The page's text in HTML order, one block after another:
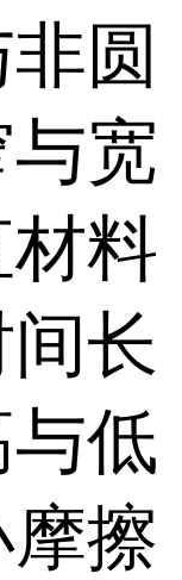
圆
宽
料
长
低
擦